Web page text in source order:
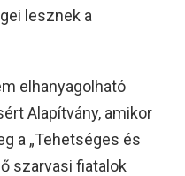
lesznek a
elhanyagolható
Alapítvány, amikor
a „Tehetséges és
szarvasi fiatalok